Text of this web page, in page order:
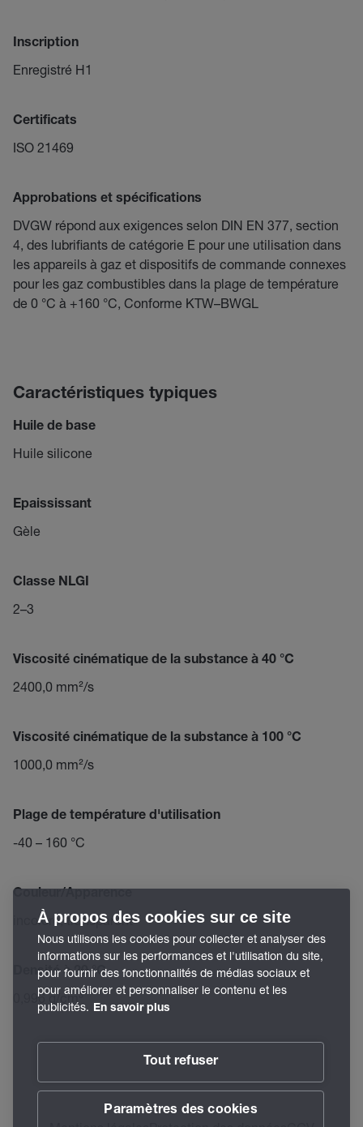
Inscription
Enregistré H1
Certificats
ISO 21469
Approbations et spécifications
DVGW répond aux exigences selon DIN EN 377, section
4, des lubrifiants de catégorie E pour une utilisation dans
les appareils à gaz et dispositifs de commande connexes
pour les gaz combustibles dans la plage de température
de 0 °C à +160 °C, Conforme KTW–BWGL
Caractéristiques typiques
Huile de base
Huile silicone
Epaississant
Gèle
Classe NLGI
2–3
Viscosité cinématique de la substance à 40 °C
2400,0 mm²/s
Viscosité cinématique de la substance à 100 °C
1000,0 mm²/s
Plage de température d'utilisation
-40 – 160 °C
Couleur/Apparence
incolore, transparent
Densité à 20 °C
0,996 g/cm³
À propos des cookies sur ce site
Nous utilisons les cookies pour collecter et analyser des
informations sur les performances et l'utilisation du site,
pour fournir des fonctionnalités de médias sociaux et
pour améliorer et personnaliser le contenu et les
publicités. En savoir plus
Tout refuser
Paramètres des cookies